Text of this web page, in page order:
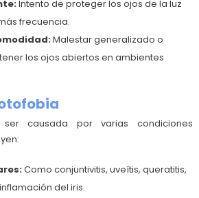
Intento de proteger los ojos de la luz
frecuencia.
Malestar generalizado o
los ojos abiertos en ambientes
causada por varias condiciones
Como conjuntivitis, uveítis, queratitis,
del iris.